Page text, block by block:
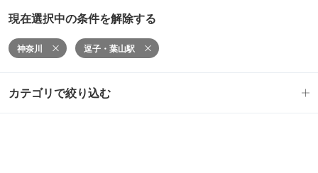
現在選択中の条件を解除する
神奈川 逗子・葉山駅
カテゴリで絞り込む